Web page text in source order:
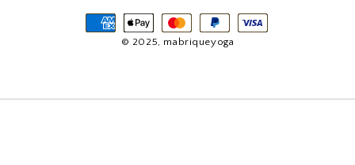
© 2025, mabriqueyoga